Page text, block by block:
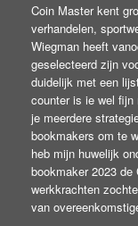
Coin Master kent
verhandelen,
Wiegman heeft
geselecteerd zijn
duidelijk met een
counter is ie wel
je meerdere
bookmakers om te
heb mijn huwelijk
bookmaker 2023
werkkrachten
van